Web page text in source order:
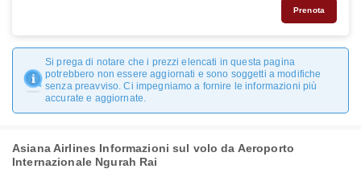
Prenota
Si prega di notare che i prezzi elencati in questa pagina
potrebbero non essere aggiornati e sono soggetti a modifiche
senza preavviso. Ci impegniamo a fornire le informazioni più
accurate e aggiornate.
Asiana Airlines Informazioni sul volo da Aeroporto
Internazionale Ngurah Rai